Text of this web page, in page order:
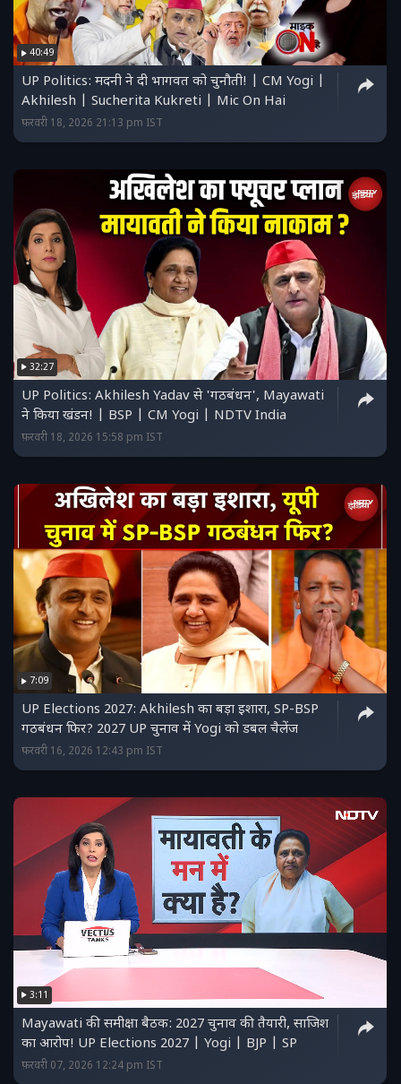
40:49
UP Politics: मदनी ने दी भागवत को चुनौती! | CM Yogi |
Akhilesh | Sucherita Kukreti | Mic On Hai
फ़रवरी 18, 2026 21:13 pm IST
32:27
UP Politics: Akhilesh Yadav से 'गठबंधन', Mayawati
ने किया खंडन! | BSP | CM Yogi | NDTV India
फ़रवरी 18, 2026 15:58 pm IST
7:09
UP Elections 2027: Akhilesh का बड़ा इशारा, SP-BSP
गठबंधन फिर? 2027 UP चुनाव में Yogi को डबल चैलेंज
फ़रवरी 16, 2026 12:43 pm IST
3:11
Mayawati की समीक्षा बैठक: 2027 चुनाव की तैयारी, साजिश
का आरोप! UP Elections 2027 | Yogi | BJP | SP
फ़रवरी 07, 2026 12:24 pm IST